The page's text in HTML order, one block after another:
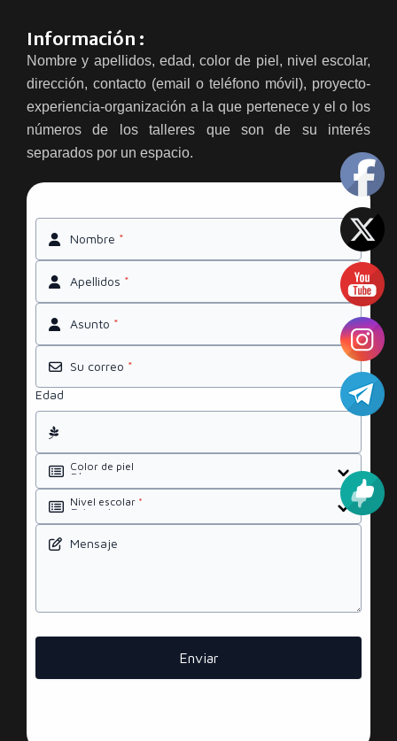
Información :
Nombre y apellidos, edad, color de piel, nivel escolar,
dirección, contacto (email o teléfono móvil), proyecto-
experiencia-organización a la que pertenece y el o los
números de los talleres que son de su interés
separados por un espacio.
Nombre *
Apellidos *
Asunto *
Su correo *
Edad
Color de piel
Nivel escolar *
Mensaje
Enviar